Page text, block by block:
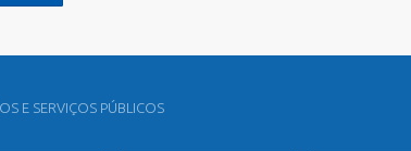
E SERVIÇOS PÚBLICOS